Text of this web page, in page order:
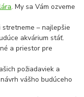
. My sa Vám ozveme
– najlepšie
akvárium stáť.
a priestor pre
požiadaviek a
vášho budúceho